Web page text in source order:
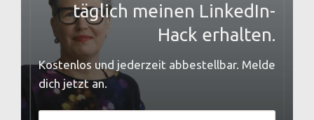
täglich meinen LinkedIn-
Hack erhalten.
Kostenlos und jederzeit abbestellbar. Melde
dich jetzt an.